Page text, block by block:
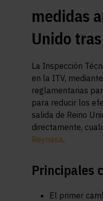
medidas
Unido
La Inspección
en la ITV,
reglamentarias
para reducir los
salida de Reino
directamente,
Reynasa.
Principales
El primer